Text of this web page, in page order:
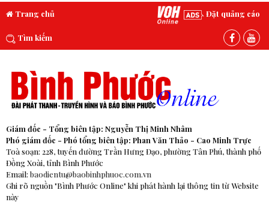
Trang chủ Đặt quảng cáo
Tìm kiếm
Giám đốc - Tổng biên tập: Nguyễn Thị Minh Nhâm
Phó giám đốc - Phó tổng biên tập: Phan Văn Thảo - Cao Minh Trực
Toà soạn: 228, tuyến đường Trần Hưng Đạo, phường Tân Phú, thành phố
Đồng Xoài, tỉnh Bình Phước
Email: baodientu@baobinhphuoc.com.vn
Ghi rõ nguồn "Bình Phước Online" khi phát hành lại thông tin từ Website
này